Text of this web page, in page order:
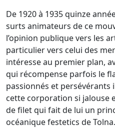
De 1920 à 1935 quinze
surts animateurs de ce
l’opinion publique vers les
particulier vers celui des
intéresse au premier plan,
qui récompense parfois le
passionnés et persévérants
cette corporation si jalouse
de filet qui fait de lui un
océanique festetics de Tolna.